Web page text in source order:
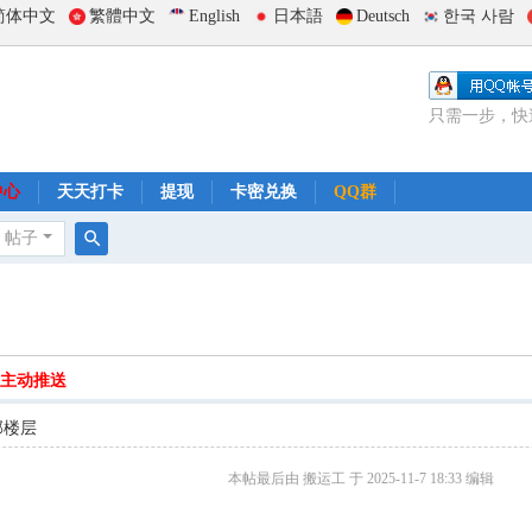
体中文 繁體中文 English 日本語 Deutsch 한국 사람
只需一步，
心 天天打卡 提现 卡密兑换 QQ群
帖子
主动推送
楼层
本帖最后由 搬运工 于 2025-11-7 18:33 编辑